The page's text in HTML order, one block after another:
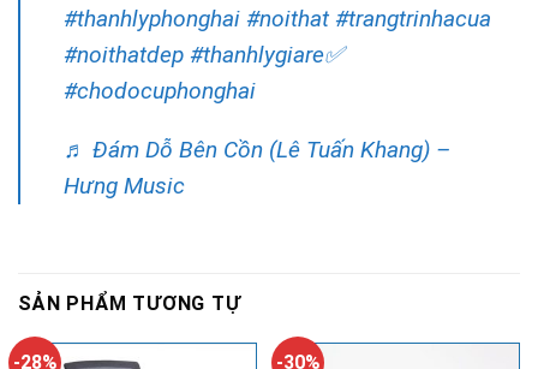
#thanhlyphonghai #noithat #trangtrinhacua
#noithatdep #thanhlygiare✅
#chodocuphonghai
♬ Đám Dỗ Bên Cồn (Lê Tuấn Khang) –
Hưng Music
SẢN PHẨM TƯƠNG TỰ
-28% -30%